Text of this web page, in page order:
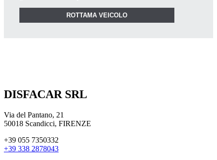
ROTTAMA VEICOLO
DISFACAR SRL
Via del Pantano, 21
50018 Scandicci, FIRENZE
+39 055 7350332
+39 338 2878043